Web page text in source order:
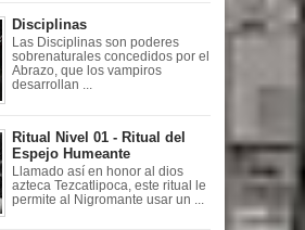
Disciplinas
Las Disciplinas son poderes
sobrenaturales concedidos por el
Abrazo, que los vampiros
desarrollan ...
Ritual Nivel 01 - Ritual del
Espejo Humeante
Llamado así en honor al dios
azteca Tezcatlipoca, este ritual le
permite al Nigromante usar un ...